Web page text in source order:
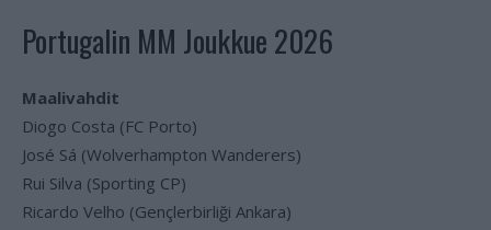
Portugalin MM Joukkue 2026
Maalivahdit
Diogo Costa (FC Porto)
José Sá (Wolverhampton Wanderers)
Rui Silva (Sporting CP)
Ricardo Velho (Gençlerbirliği Ankara)